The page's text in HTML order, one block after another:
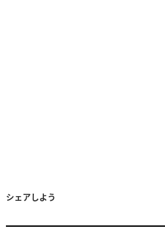
シェアしよう